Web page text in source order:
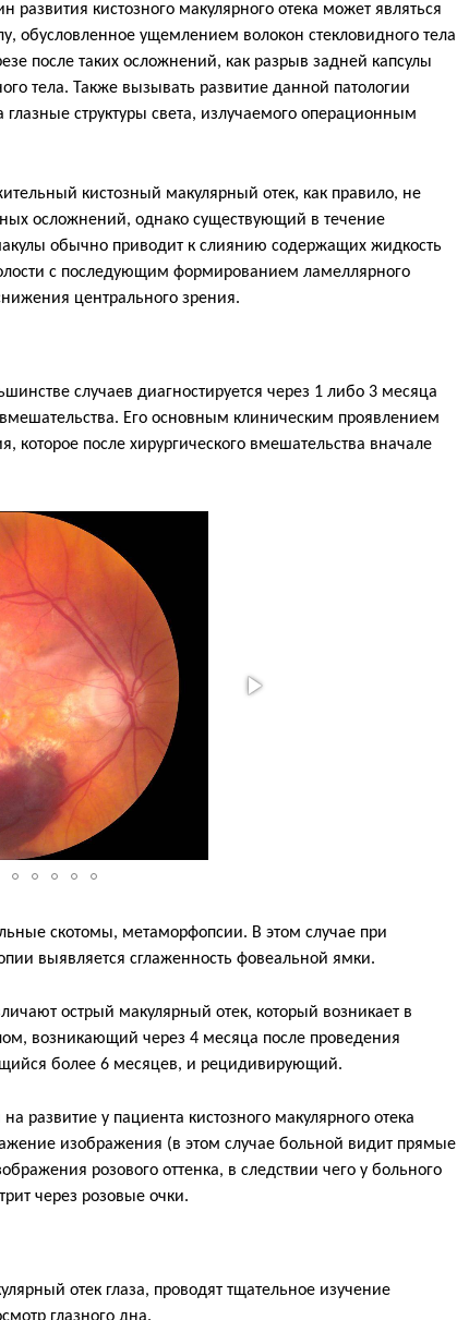
кистозного макулярного отека может являться
обусловленное ущемлением волокон стекловидного тела
после таких осложнений, как разрыв задней капсулы
тела. Также вызывать развитие данной патологии
структуры света, излучаемого операционным
кистозный макулярный отек, как правило, не
осложнений, однако существующий в течение
обычно приводит к слиянию содержащих жидкость
с последующим формированием ламеллярного
центрального зрения.
случаев диагностируется через 1 либо 3 месяца
Его основным клиническим проявлением
которое после хирургического вмешательства вначале
скотомы, метаморфопсии. В этом случае при
выявляется сглаженность фовеальной ямки.
острый макулярный отек, который возникает в
возникающий через 4 месяца после проведения
более 6 месяцев, и рецидивирующий.
развитие у пациента кистозного макулярного отека
изображения (в этом случае больной видит прямые
розового оттенка, в следствии чего у больного
через розовые очки.
отек глаза, проводят тщательное изучение